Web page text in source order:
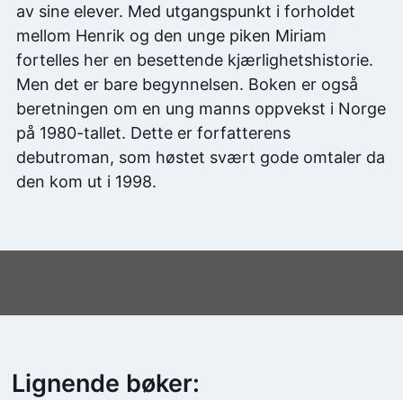
av sine elever. Med utgangspunkt i forholdet
mellom Henrik og den unge piken Miriam
fortelles her en besettende kjærlighetshistorie.
Men det er bare begynnelsen. Boken er også
beretningen om en ung manns oppvekst i Norge
på 1980-tallet. Dette er forfatterens
debutroman, som høstet svært gode omtaler da
den kom ut i 1998.
Lignende bøker: